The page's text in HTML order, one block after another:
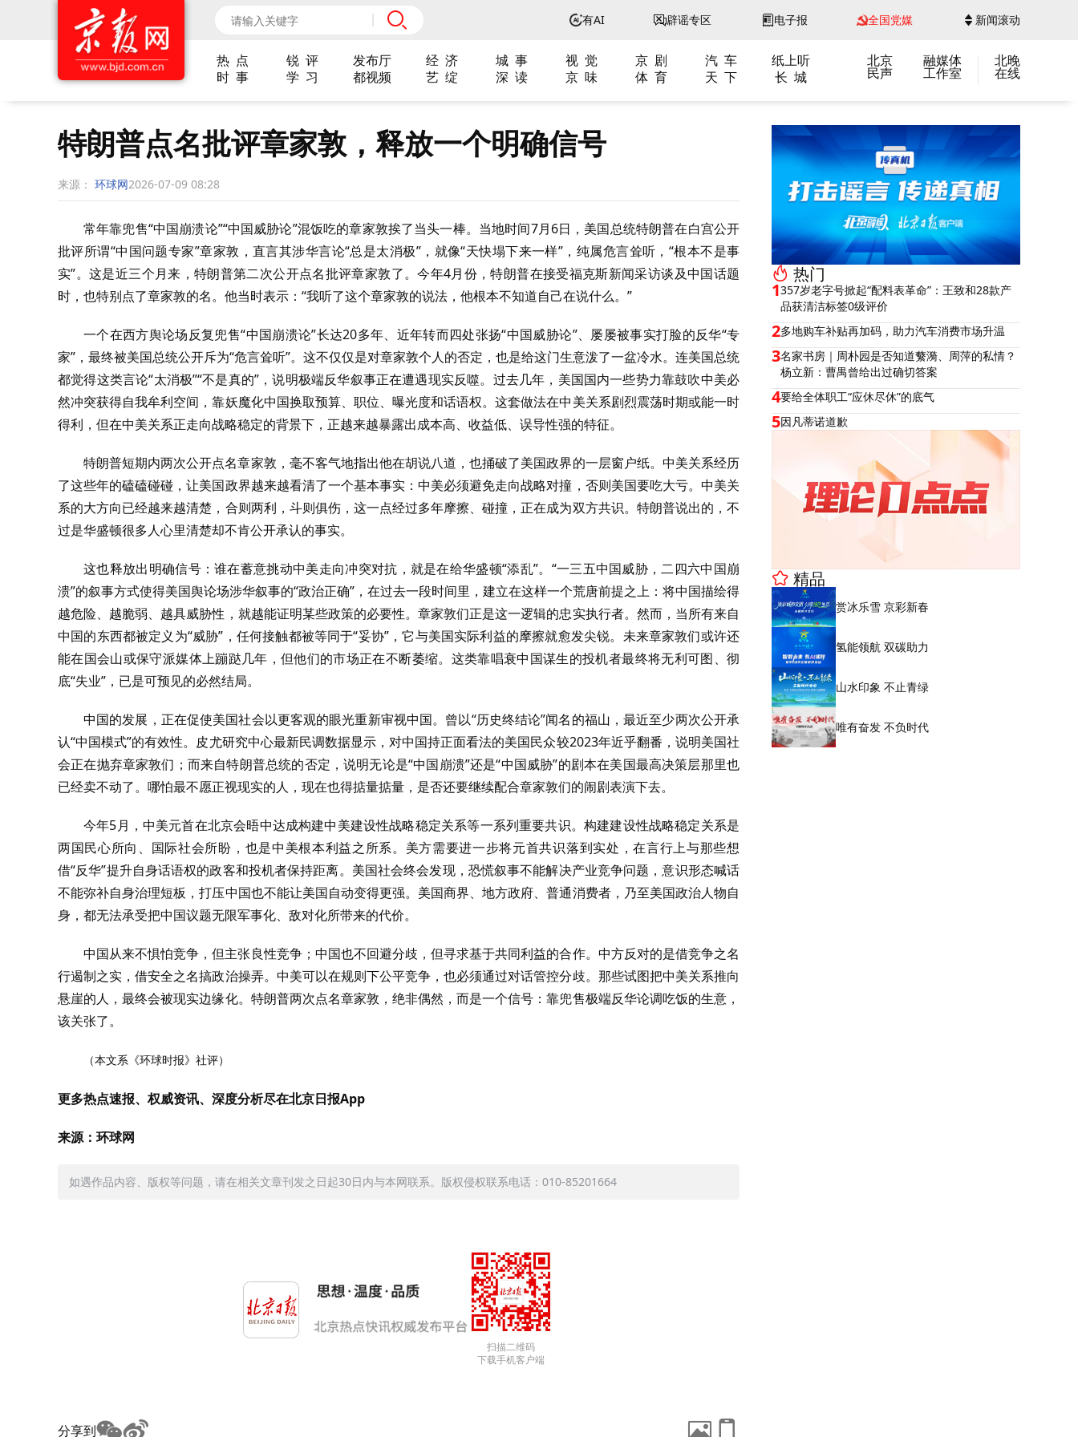
有AI 辟谣专区 电子报 全国党媒 新闻滚动
热 点 锐 评 发布厅 经 济 城 事 视 觉 京 剧 汽 车
纸上听
时 事
学 习 都视频 艺 绽 深 读 京 味 体 育 天 下 长 城
北京
民声
融媒体
工作室
北晚
在线
特朗普点名批评章家敦，释放一个明确信号
来源： 环球网2026-07-09 08:28
常年靠兜售“中国崩溃论”“中国威胁论”混饭吃的章家敦挨了当头一棒。当地时间7月6日，美国总统特朗普在白宫公开
批评所谓“中国问题专家”章家敦，直言其涉华言论“总是太消极”，就像“天快塌下来一样”，纯属危言耸听，“根本不是事
实”。这是近三个月来，特朗普第二次公开点名批评章家敦了。今年4月份，特朗普在接受福克斯新闻采访谈及中国话题
时，也特别点了章家敦的名。他当时表示：“我听了这个章家敦的说法，他根本不知道自己在说什么。”
一个在西方舆论场反复兜售“中国崩溃论”长达20多年、近年转而四处张扬“中国威胁论”、屡屡被事实打脸的反华“专
家”，最终被美国总统公开斥为“危言耸听”。这不仅仅是对章家敦个人的否定，也是给这门生意泼了一盆冷水。连美国总统
都觉得这类言论“太消极”“不是真的”，说明极端反华叙事正在遭遇现实反噬。过去几年，美国国内一些势力靠鼓吹中美必
然冲突获得自我牟利空间，靠妖魔化中国换取预算、职位、曝光度和话语权。这套做法在中美关系剧烈震荡时期或能一时
得利，但在中美关系正走向战略稳定的背景下，正越来越暴露出成本高、收益低、误导性强的特征。
特朗普短期内两次公开点名章家敦，毫不客气地指出他在胡说八道，也捅破了美国政界的一层窗户纸。中美关系经历
了这些年的磕磕碰碰，让美国政界越来越看清了一个基本事实：中美必须避免走向战略对撞，否则美国要吃大亏。中美关
系的大方向已经越来越清楚，合则两利，斗则俱伤，这一点经过多年摩擦、碰撞，正在成为双方共识。特朗普说出的，不
过是华盛顿很多人心里清楚却不肯公开承认的事实。
这也释放出明确信号：谁在蓄意挑动中美走向冲突对抗，就是在给华盛顿“添乱”。“一三五中国威胁，二四六中国崩
溃”的叙事方式使得美国舆论场涉华叙事的“政治正确”，在过去一段时间里，建立在这样一个荒唐前提之上：将中国描绘得
越危险、越脆弱、越具威胁性，就越能证明某些政策的必要性。章家敦们正是这一逻辑的忠实执行者。然而，当所有来自
中国的东西都被定义为“威胁”，任何接触都被等同于“妥协”，它与美国实际利益的摩擦就愈发尖锐。未来章家敦们或许还
能在国会山或保守派媒体上蹦跶几年，但他们的市场正在不断萎缩。这类靠唱衰中国谋生的投机者最终将无利可图、彻
底“失业”，已是可预见的必然结局。
中国的发展，正在促使美国社会以更客观的眼光重新审视中国。曾以“历史终结论”闻名的福山，最近至少两次公开承
认“中国模式”的有效性。皮尤研究中心最新民调数据显示，对中国持正面看法的美国民众较2023年近乎翻番，说明美国社
会正在抛弃章家敦们；而来自特朗普总统的否定，说明无论是“中国崩溃”还是“中国威胁”的剧本在美国最高决策层那里也
已经卖不动了。哪怕最不愿正视现实的人，现在也得掂量掂量，是否还要继续配合章家敦们的闹剧表演下去。
今年5月，中美元首在北京会晤中达成构建中美建设性战略稳定关系等一系列重要共识。构建建设性战略稳定关系是
两国民心所向、国际社会所盼，也是中美根本利益之所系。美方需要进一步将元首共识落到实处，在言行上与那些想
借“反华”提升自身话语权的政客和投机者保持距离。美国社会终会发现，恐慌叙事不能解决产业竞争问题，意识形态喊话
不能弥补自身治理短板，打压中国也不能让美国自动变得更强。美国商界、地方政府、普通消费者，乃至美国政治人物自
身，都无法承受把中国议题无限军事化、敌对化所带来的代价。
中国从来不惧怕竞争，但主张良性竞争；中国也不回避分歧，但寻求基于共同利益的合作。中方反对的是借竞争之名
行遏制之实，借安全之名搞政治操弄。中美可以在规则下公平竞争，也必须通过对话管控分歧。那些试图把中美关系推向
悬崖的人，最终会被现实边缘化。特朗普两次点名章家敦，绝非偶然，而是一个信号：靠兜售极端反华论调吃饭的生意，
该关张了。
（本文系《环球时报》社评）
更多热点速报、权威资讯、深度分析尽在北京日报App
来源：环球网
如遇作品内容、版权等问题，请在相关文章刊发之日起30日内与本网联系。版权侵权联系电话：010-85201664
扫描二维码
下载手机客户端
分享到
热门
1357岁老字号掀起“配料表革命”：王致和28款产
品获清洁标签0级评价
2多地购车补贴再加码，助力汽车消费市场升温
3名家书房｜周朴园是否知道蘩漪、周萍的私情？
杨立新：曹禺曾给出过确切答案
4要给全体职工“应休尽休”的底气
5因凡蒂诺道歉
精品
赏冰乐雪 京彩新春
氢能领航 双碳助力
山水印象 不止青绿
唯有奋发 不负时代